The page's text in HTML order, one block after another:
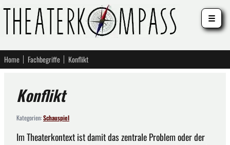
Home Fachbegriffe Konflikt
Konflikt
Kategorien:Schauspiel
Im Theaterkontext ist damit das zentrale Problem oder der
☰